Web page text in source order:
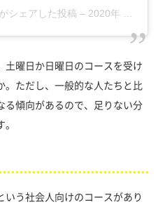
シェアした投稿 – 2020年 1月月18日午後7時52分PST
土曜日か日曜日のコースを受け
。ただし、一般的な人たちと比
る傾向があるので、足りない分
いう社会人向けのコースがあり